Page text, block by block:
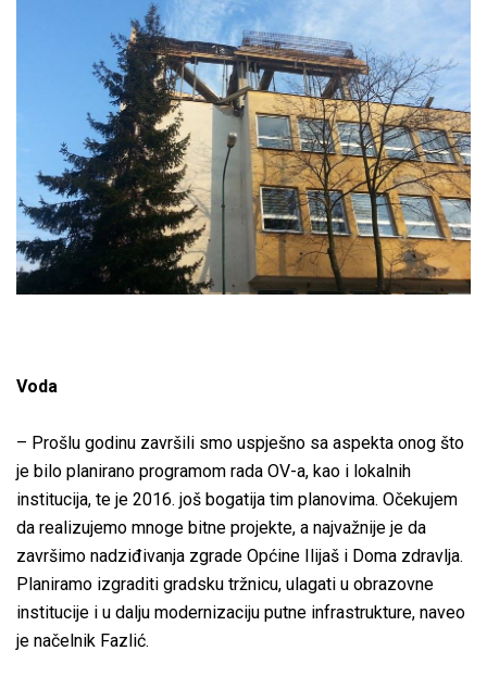
Voda
– Prošlu godinu završili smo uspješno sa aspekta onog što
je bilo planirano programom rada OV-a, kao i lokalnih
institucija, te je 2016. još bogatija tim planovima. Očekujem
da realizujemo mnoge bitne projekte, a najvažnije je da
završimo nadziđivanja zgrade Općine Ilijaš i Doma zdravlja.
Planiramo izgraditi gradsku tržnicu, ulagati u obrazovne
institucije i u dalju modernizaciju putne infrastrukture, naveo
je načelnik Fazlić.